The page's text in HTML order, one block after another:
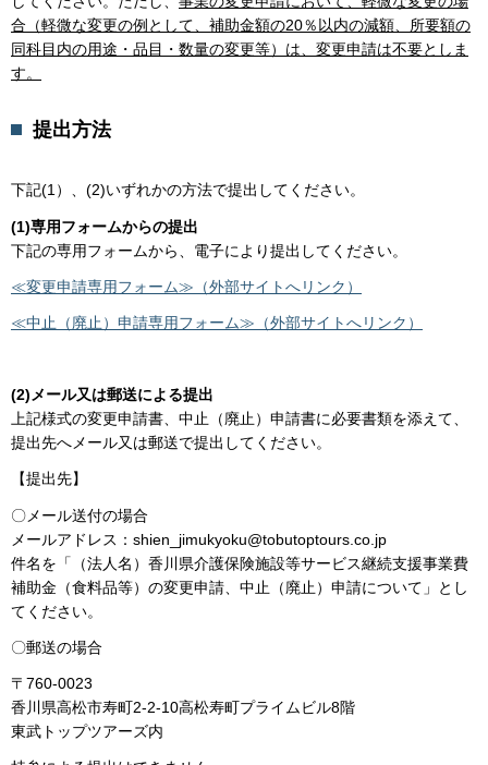
合（軽微な変更の例として、補助金額の20％以内の減額、所要額の
同科目内の用途・品目・数量の変更等）は、変更申請は不要としま
す。
提出方法
下記(1）、(2)いずれかの方法で提出してください。
(1)専用フォームからの提出
下記の専用フォームから、電子により提出してください。
≪変更申請専用フォーム≫（外部サイトへリンク）
≪中止（廃止）申請専用フォーム≫（外部サイトへリンク）
(2)メール又は郵送による提出
上記様式の変更申請書、中止（廃止）申請書に必要書類を添えて、
提出先へメール又は郵送で提出してください。
【提出先】
〇メール送付の場合
メールアドレス：shien_jimukyoku@tobutoptours.co.jp
件名を「（法人名）香川県介護保険施設等サービス継続支援事業費
補助金（食料品等）の変更申請、中止（廃止）申請について」とし
てください。
〇郵送の場合
〒760-0023
香川県高松市寿町2-2-10高松寿町プライムビル8階
東武トップツアーズ内